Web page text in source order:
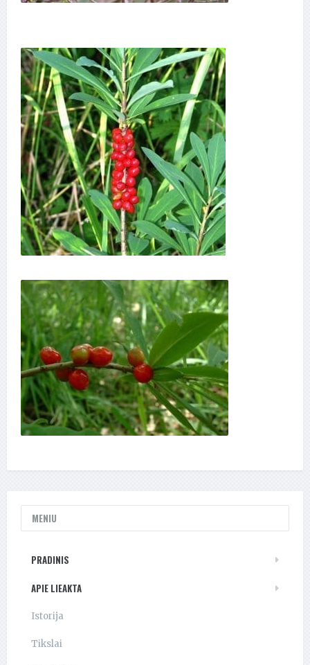
MENIU
PRADINIS
APIE LIEAKTA
Istorija
Tikslai